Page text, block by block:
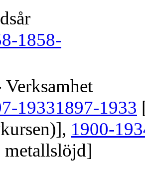
1858-
19331897-1933
1900-
metallslöjd]